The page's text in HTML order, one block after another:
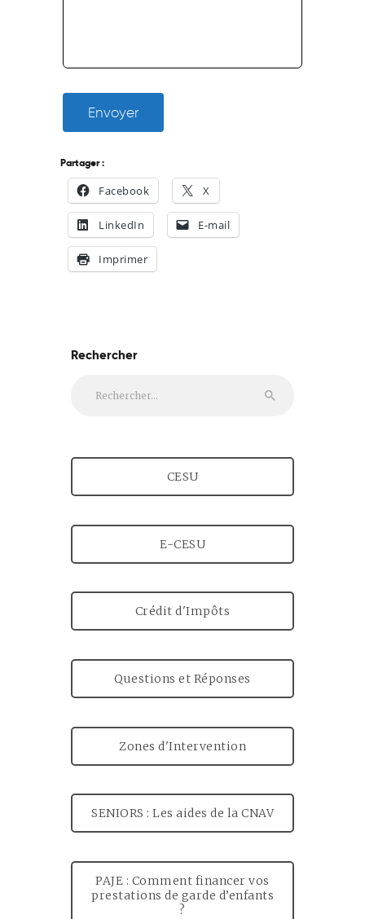
Envoyer
Partager :
Facebook X
LinkedIn E-mail
Imprimer
Rechercher
CESU
E-CESU
Crédit d'Impôts
Questions et Réponses
Zones d'Intervention
SENIORS : Les aides de la CNAV
PAJE : Comment financer vos
prestations de garde d’enfants
?